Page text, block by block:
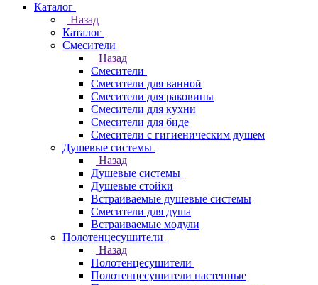
Каталог
Назад
Каталог
Смесители
Назад
Смесители
Смесители для ванной
Смесители для раковины
Смесители для кухни
Смесители для биде
Смесители с гигиеническим душем
Душевые системы
Назад
Душевые системы
Душевые стойки
Встраиваемые душевые системы
Смесители для душа
Встраиваемые модули
Полотенцесушители
Назад
Полотенцесушители
Полотенцесушители настенные